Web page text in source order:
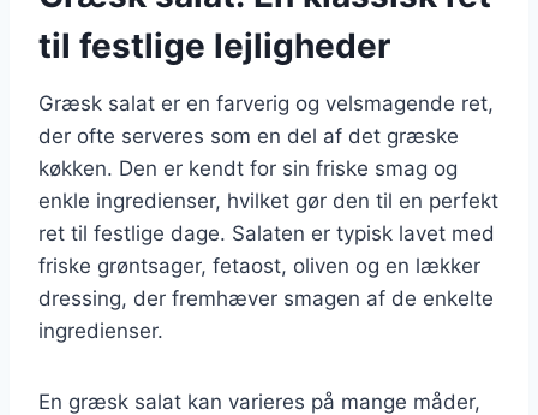
til festlige lejligheder
Græsk salat er en farverig og velsmagende ret,
der ofte serveres som en del af det græske
køkken. Den er kendt for sin friske smag og
enkle ingredienser, hvilket gør den til en perfekt
ret til festlige dage. Salaten er typisk lavet med
friske grøntsager, fetaost, oliven og en lækker
dressing, der fremhæver smagen af de enkelte
ingredienser.
En græsk salat kan varieres på mange måder,